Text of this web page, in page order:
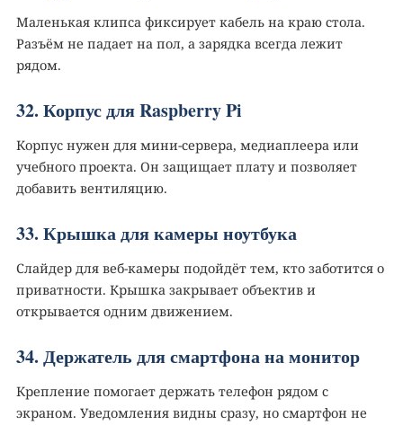
Маленькая клипса фиксирует кабель на краю стола.
Разъём не падает на пол, а зарядка всегда лежит
рядом.
32. Корпус для Raspberry Pi️
Корпус нужен для мини-сервера, медиаплеера или
учебного проекта. Он защищает плату и позволяет
добавить вентиляцию.
33. Крышка для камеры ноутбука
Слайдер для веб-камеры подойдёт тем, кто заботится о
приватности. Крышка закрывает объектив и
открывается одним движением.
34. Держатель для смартфона на монитор
Крепление помогает держать телефон рядом с
экраном. Уведомления видны сразу, но смартфон не